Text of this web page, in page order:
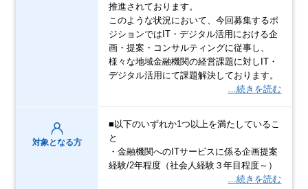
推進されております。
このような状況において、今回募集するポ
ジションではIT・デジタル活用における企
画・提案・コンサルティングに従事し、
様々な地域金融機関の経営課題に対しIT・
デジタル活用にて課題解決しております。
…続きを読む
対象となる方
■以下のいずれか1つ以上を満たしているこ
と
・金融機関へのITサービスに係る企画提案
経験/2年程度（社会人経験３年目程度～）
…続きを読む